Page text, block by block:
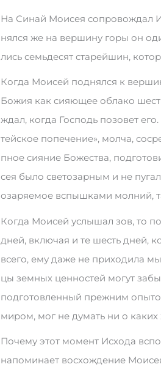
На Си­най Мо­и­сея со­про­во­ж­дал
нял­ся же на вер­ши­ну го­ры он
лись семь­де­сят ста­рей­шин,
Ко­г­да Мо­и­сей под­нял­ся к
Бо­жия как си­я­ю­щее об­ла­ко
ждал, ко­г­да Гос­подь по­зо­вет
тей­ское по­пе­­ч­ение», мол­ча,
пное си­я­ние Бо­же­ст­ва,
сея бы­ло све­то­зар­ным и не
озаряе­мое вспыш­ка­ми мо­л­ний,
Ко­г­да Мо­и­сей ус­лы­шал зов, то
дней, вклю­чая и те шесть дней,
все­го, ему да­же не при­­х­од­ила
цы зем­ных цен­но­стей мо­гут
подготов­лен­ный пре­ж­ним
ми­ром, мог не ду­мать ни о ка­ких
По­че­му этот мо­мент Ис­хо­да
на­по­ми­на­ет вос­хо­ж­де­ние